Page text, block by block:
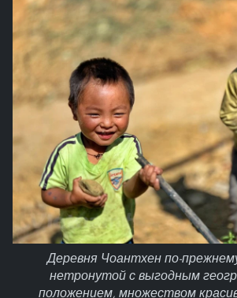
Деревня Чоантхен по-
нетронутой с выгодным
положением, множеством